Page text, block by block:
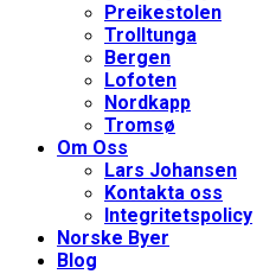
Preikestolen
Trolltunga
Bergen
Lofoten
Nordkapp
Tromsø
Om Oss
Lars Johansen
Kontakta oss
Integritetspolicy
Norske Byer
Blog